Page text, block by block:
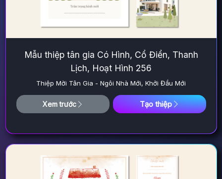
Mẫu thiệp tân gia Có Hình, Cổ Điển, Thanh
Lịch, Hoạt Hình 256
Thiệp Mời Tân Gia - Ngôi Nhà Mới, Khởi Đầu Mới
Xem trước Tạo thiệp